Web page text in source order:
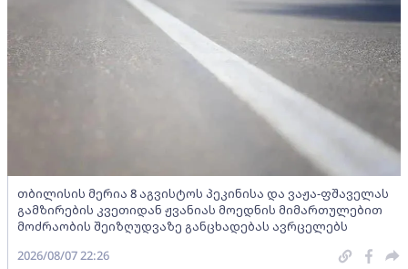
თბილისის მერია 8 აგვისტოს პეკინისა და ვაჟა-ფშაველას
გამზირების კვეთიდან ჟვანიას მოედნის მიმართულებით
მოძრაობის შეიზღუდვაზე განცხადებას ავრცელებს
2026/08/07 22:26